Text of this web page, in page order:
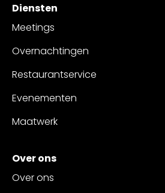
Diensten
Meetings
Overnachtingen
Restaurantservice
Evenementen
Maatwerk
Over ons
Over ons